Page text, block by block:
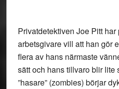
Privatdetektiven Joe Pitt
arbetsgivare vill att han gör
flera av hans närmaste
sätt och hans tillvaro blir lite
”hasare” (zombies) börjar